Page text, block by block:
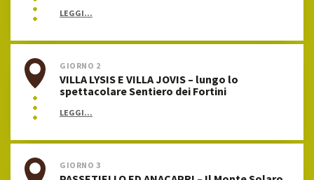
LEGGI...
GIORNO 2
VILLA LYSIS E VILLA JOVIS – lungo lo
spettacolare Sentiero dei Fortini
LEGGI...
GIORNO 3